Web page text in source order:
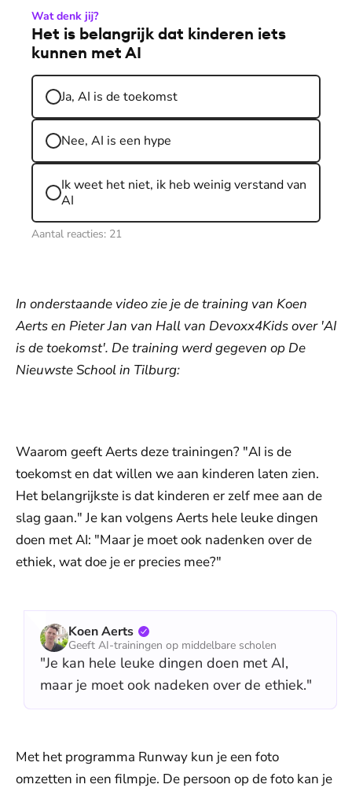
Wat denk jij?
Het is belangrijk dat kinderen iets
kunnen met AI
Ja, AI is de toekomst
Nee, AI is een hype
Ik weet het niet, ik heb weinig verstand van
AI
Aantal reacties: 21
In onderstaande video zie je de training van Koen
Aerts en Pieter Jan van Hall van Devoxx4Kids over 'AI
is de toekomst'. De training werd gegeven op De
Nieuwste School in Tilburg:
De weergave van deze video vereist jouw
Waarom geeft Aerts deze trainingen? "AI is de
toekomst en dat willen we aan kinderen laten zien.
Het belangrijkste is dat kinderen er zelf mee aan de
slag gaan." Je kan volgens Aerts hele leuke dingen
doen met AI: "Maar je moet ook nadenken over de
ethiek, wat doe je er precies mee?"
Koen Aerts
Geeft AI-trainingen op middelbare scholen
"Je kan hele leuke dingen doen met AI,
maar je moet ook nadeken over de ethiek."
Met het programma Runway kun je een foto
omzetten in een filmpje. De persoon op de foto kan je